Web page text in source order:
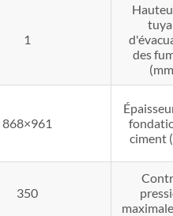
1
des
868×961
ciment
350